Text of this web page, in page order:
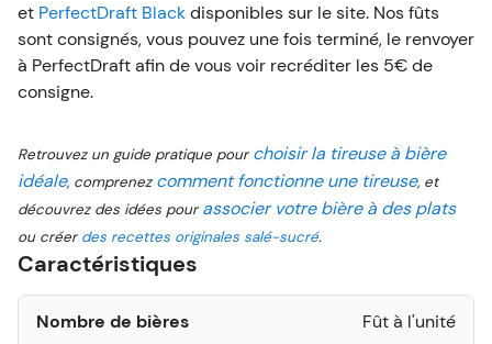
et PerfectDraft Blackdisponibles sur le site. Nos fûts
sont consignés, vous pouvez une fois terminé, le renvoyer
à PerfectDraft afin de vous voir recréditer les 5€ de
consigne.
Retrouvez un guide pratique pour choisir la tireuse à bière
idéale, comprenez comment fonctionne une tireuse, et
découvrez des idées pour associer votre bière à des plats
ou créer des recettes originales salé-sucré.
Caractéristiques
Nombre de bières Fût à l'unité